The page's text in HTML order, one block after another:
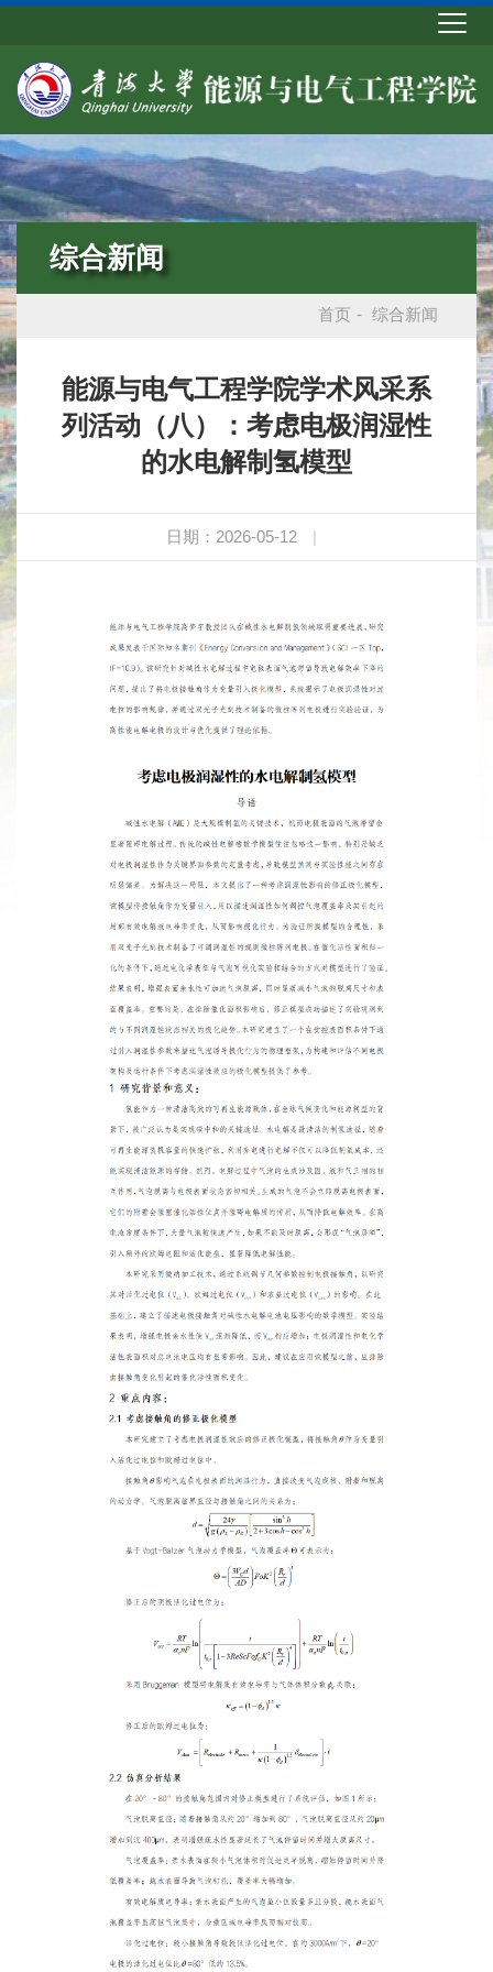
综合新闻
首页 - 综合新闻
能源与电气工程学院学术风采系
列活动（八）：考虑电极润湿性
的水电解制氢模型
日期：2026-05-12 |